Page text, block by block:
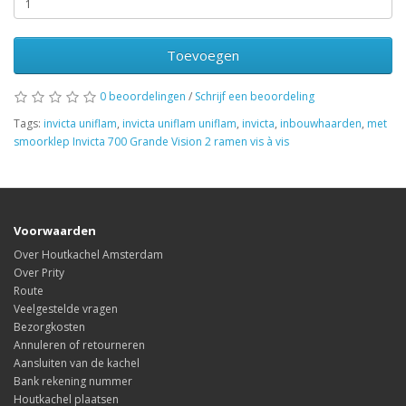
Toevoegen
0 beoordelingen / Schrijf een beoordeling
Tags: invicta uniflam, invicta uniflam uniflam, invicta, inbouwhaarden, met
smoorklep Invicta 700 Grande Vision 2 ramen vis à vis
Voorwaarden
Over Houtkachel Amsterdam
Over Prity
Route
Veelgestelde vragen
Bezorgkosten
Annuleren of retourneren
Aansluiten van de kachel
Bank rekening nummer
Houtkachel plaatsen